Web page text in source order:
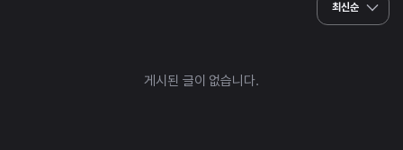
최신순
게시된 글이 없습니다.